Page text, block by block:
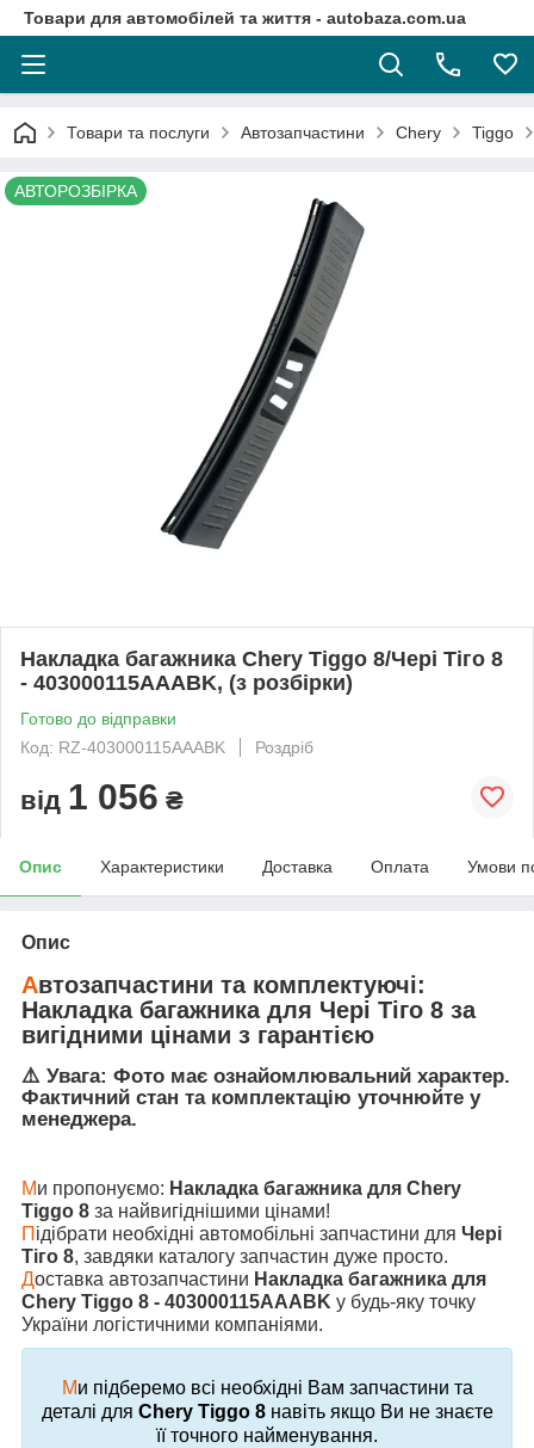
Товари для автомобілей та життя - autobaza.com.ua
Товари та послуги Автозапчастини Chery Tiggo
АВТОРОЗБІРКА
Накладка багажника Chery Tiggo 8/Чері Тіго 8
- 403000115AAABK, (з розбірки)
Готово до відправки
Код: RZ-403000115AAABK
Роздріб
від 1 056 ₴
Опис Характеристики Доставка Оплата Умови
Опис
Автозапчастини та комплектуючі:
Накладка багажникадля Чері Тіго 8 за
вигідними цінами з гарантією
⚠️ Увага: Фото має ознайомлювальний характер.
Фактичний стан та комплектацію уточнюйте у
менеджера.
Ми пропонуємо: Накладка багажника для Chery
Tiggo 8 за найвигіднішими цінами!
П ідібрати необхідні автомобільні запчастини для Чері
Тіго 8, завдяки каталогу запчастин дуже просто.
Доставка автозапчастини Накладка багажника для
Chery Tiggo 8 - 403000115AAABK у будь-яку точку
України логістичними компаніями.
Ми підберемо всі необхідні Вам запчастини та
деталі для Chery Tiggo 8навіть якщо Ви не знаєте
її точного найменування.